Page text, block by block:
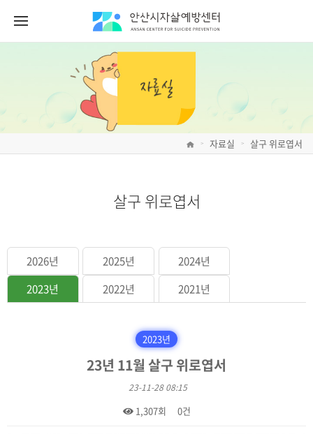
> 자료실 > 살구 위로엽서
살구 위로엽서
2026년 2025년
2024년
2023년
2022년 2021년
2023년
23년 11월 살구 위로엽서
23-11-28 08:15
1,307회
0건